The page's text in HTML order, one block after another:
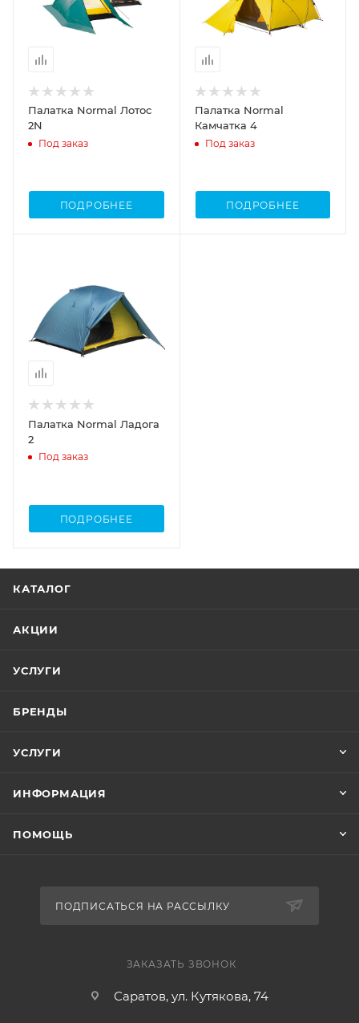
Палатка Normal Лотос
2N
Под заказ
ПОДРОБНЕЕ
Палатка Normal
Камчатка 4
Под заказ
ПОДРОБНЕЕ
Палатка Normal Ладога
2
Под заказ
ПОДРОБНЕЕ
КАТАЛОГ
АКЦИИ
УСЛУГИ
БРЕНДЫ
УСЛУГИ
ИНФОРМАЦИЯ
ПОМОЩЬ
ПОДПИСАТЬСЯ НА РАССЫЛКУ
ЗАКАЗАТЬ ЗВОНОК
Саратов, ул. Кутякова, 74